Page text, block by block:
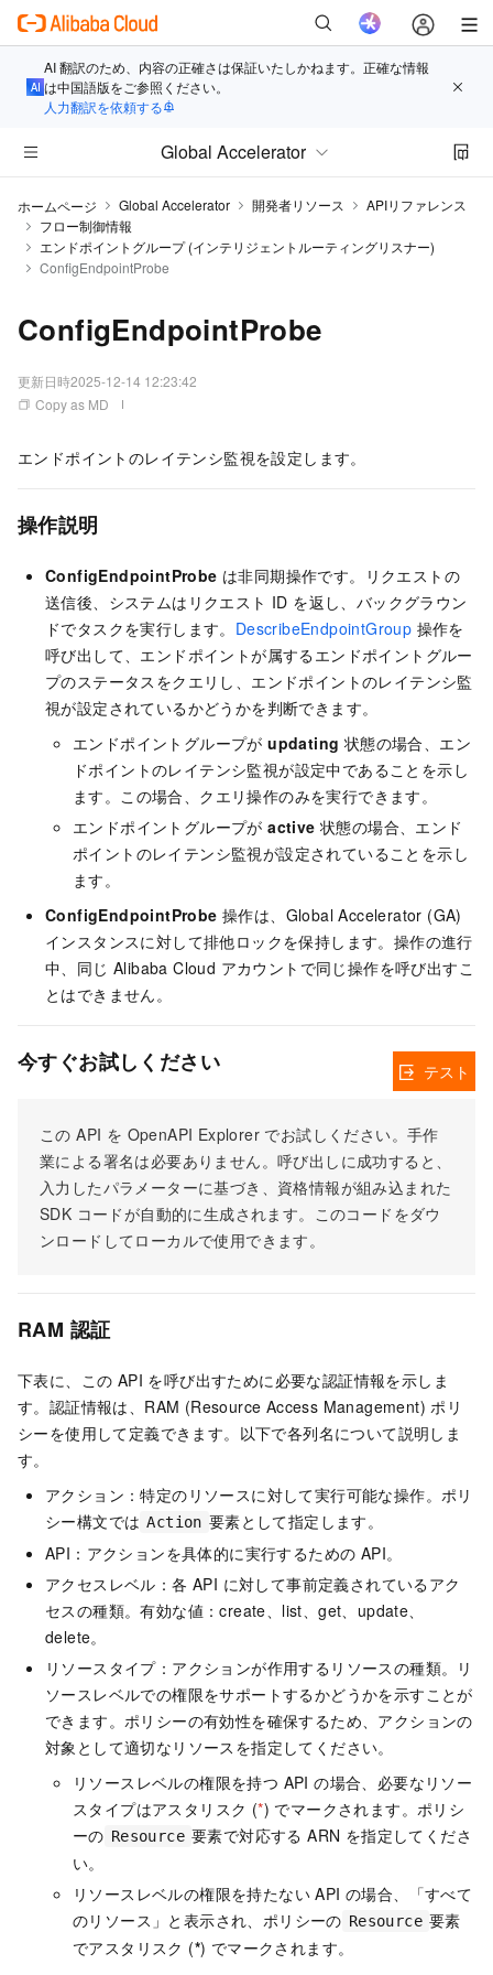
AI 翻訳のため、内容の正確さは保証いたしかねます。正確な情報
は中国語版をご参照ください。
人力翻訳を依頼する
Global Accelerator
ホームページ Global Accelerator 開発者リソース
APIリファレンス
フロー制御情報
エンドポイントグループ (インテリジェントルーティングリスナー)
ConfigEndpointProbe
ConfigEndpointProbe
更新日時2025-12-14 12:23:42
Copy as MD
エンドポイントのレイテンシ監視を設定します。
操作説明
ConfigEndpointProbe は非同期操作です。リクエストの
送信後、システムはリクエスト ID を返し、バックグラウン
ドでタスクを実行します。 DescribeEndpointGroup 操作を
呼び出して、エンドポイントが属するエンドポイントグルー
プのステータスをクエリし、エンドポイントのレイテンシ監
視が設定されているかどうかを判断できます。
エンドポイントグループがupdating 状態の場合、エン
ドポイントのレイテンシ監視が設定中であることを示し
ます。この場合、クエリ操作のみを実行できます。
エンドポイントグループがactive 状態の場合、エンド
ポイントのレイテンシ監視が設定されていることを示し
ます。
ConfigEndpointProbe 操作は、Global Accelerator (GA)
インスタンスに対して排他ロックを保持します。操作の進行
中、同じ Alibaba Cloud アカウントで同じ操作を呼び出すこ
とはできません。
今すぐお試しください
この API を OpenAPI Explorer でお試しください。手作
業による署名は必要ありません。呼び出しに成功すると、
入力したパラメーターに基づき、資格情報が組み込まれた
SDK コードが自動的に生成されます。このコードをダウ
ンロードしてローカルで使用できます。
テスト
RAM 認証
下表に、この API を呼び出すために必要な認証情報を示しま
す。認証情報は、RAM (Resource Access Management) ポリ
シーを使用して定義できます。以下で各列名について説明しま
す。
アクション：特定のリソースに対して実行可能な操作。ポリ
シー構文では Action 要素として指定します。
API：アクションを具体的に実行するための API。
アクセスレベル：各 API に対して事前定義されているアク
セスの種類。有効な値：create、list、get、update、
delete。
リソースタイプ：アクションが作用するリソースの種類。リ
ソースレベルでの権限をサポートするかどうかを示すことが
できます。ポリシーの有効性を確保するため、アクションの
対象として適切なリソースを指定してください。
リソースレベルの権限を持つ API の場合、必要なリソー
スタイプはアスタリスク (*) でマークされます。ポリシ
ーの Resource 要素で対応する ARN を指定してくださ
い。
リソースレベルの権限を持たない API の場合、「すべて
のリソース」と表示され、ポリシーの Resource 要素
でアスタリスク (*) でマークされます。